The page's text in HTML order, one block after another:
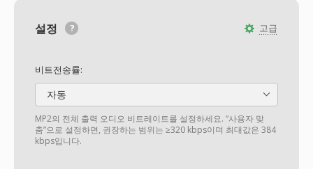
고급
설정
비트전송률:
자동
MP2의 전체 출력 오디오 비트레이트를 설정하세요. “사용자 맞
춤”으로 설정하면, 권장하는 범위는 ≥320 kbps이며 최대값은 384
kbps입니다.